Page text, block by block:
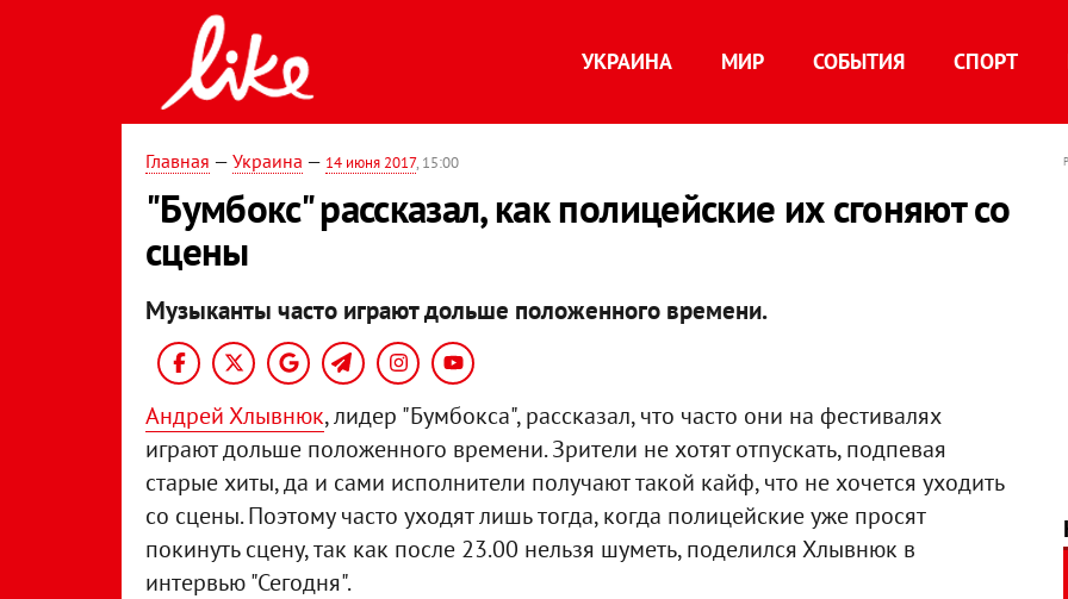
УКРАИНА МИР СОБЫТИЯ СПОРТ
Главная — Украина — 14 июня 2017, 15:00
"Бумбокс" рассказал, как полицейские их сгоняют со
сцены
Музыканты часто играют дольше положенного времени.
Андрей Хлывнюк, лидер "Бумбокса", рассказал, что часто они на фестивалях
играют дольше положенного времени. Зрители не хотят отпускать, подпевая
старые хиты, да и сами исполнители получают такой кайф, что не хочется уходить
со сцены. Поэтому часто уходят лишь тогда, когда полицейские уже просят
покинуть сцену, так как после 23.00 нельзя шуметь, поделился Хлывнюк в
интервью "Сегодня".